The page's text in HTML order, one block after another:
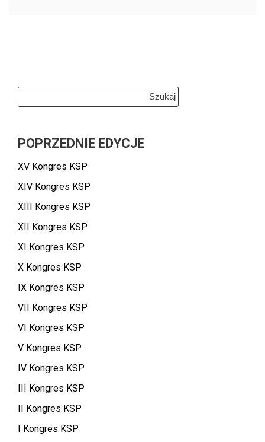
POPRZEDNIE EDYCJE
XV Kongres KSP
XIV Kongres KSP
XIII Kongres KSP
XII Kongres KSP
XI Kongres KSP
X Kongres KSP
IX Kongres KSP
VII Kongres KSP
VI Kongres KSP
V Kongres KSP
IV Kongres KSP
III Kongres KSP
II Kongres KSP
I Kongres KSP